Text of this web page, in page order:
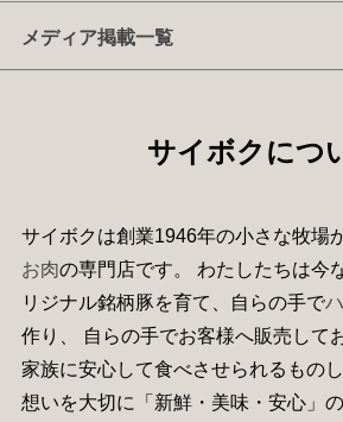
メディア掲載一覧
サイボクにつ
サイボクは創業1946年の小さな牧場
お肉の専門店です。 わたしたちは今
リジナル銘柄豚を育て、自らの手で
作り、 自らの手でお客様へ販売して
家族に安心して食べさせられるもの
想いを大切に「新鮮・美味・安心」